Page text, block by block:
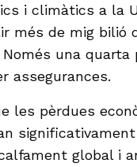
i climàtics a la
més de mig bilió
Només una
assegurances.
les pèrdues
global i